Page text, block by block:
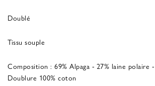
Doublé
Tissu souple
Composition : 69% Alpaga - 27% laine polaire
Doublure 100% coton